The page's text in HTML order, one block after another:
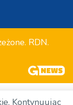
RDN.
Kontynuując